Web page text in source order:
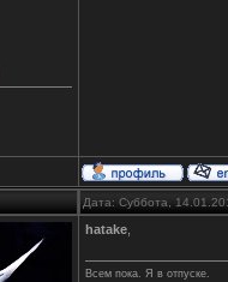
Дата: Суббота,
hatake
Всем пока. Я в отпуске.